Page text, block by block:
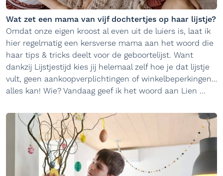
Wat zet een mama van vijf dochtertjes op haar lijstje?
Omdat onze eigen kroost al even uit de luiers is, laat ik
hier regelmatig een kersverse mama aan het woord die
haar tips & tricks deelt voor de geboortelijst. Want
dankzij Lijstjestijd kies jij helemaal zelf hoe je dat lijstje
vult, geen aankoopverplichtingen of winkelbeperkingen…
alles kan! Wie? Vandaag geef ik het woord aan Lien ...